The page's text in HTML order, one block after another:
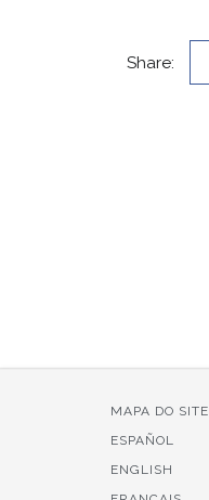
Share:
MAPA DO SITE
ESPAÑOL
ENGLISH